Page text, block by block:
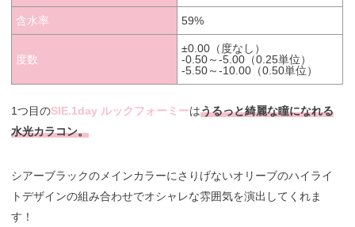
含水率 59%
度数
±0.00（度なし）
-0.50～-5.00（0.25単位）
-5.50～-10.00（0.50単位）
1つ目のSIE.1day ルックフォーミーはうるっと綺麗な瞳になれる
水光カラコン。
シアーブラックのメインカラーにさりげないオリーブのハイライ
トデザインの組み合わせでオシャレな雰囲気を演出してくれま
す！